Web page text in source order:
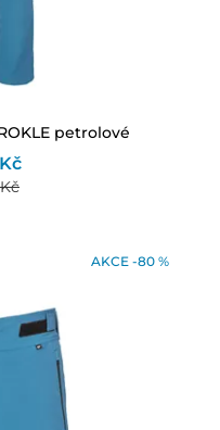
petrolové
AKCE -80 %